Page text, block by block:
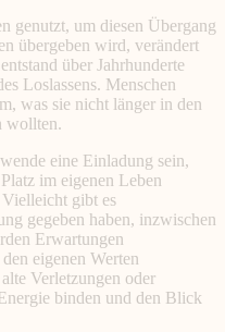
genutzt, um diesen Übergang
übergeben wird, verändert
über Jahrhunderte
Loslassens. Menschen
was sie nicht länger in den
wollten.
eine Einladung sein,
im eigenen Leben
gibt es
gegeben haben, inzwischen
Erwartungen
eigenen Werten
Verletzungen oder
binden und den Blick